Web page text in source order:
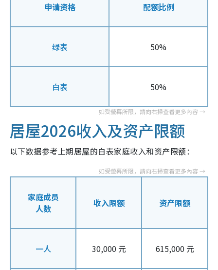
申请资格 配额比例
绿表 50%
白表 50%
居屋2026收入及资产限额
以下数据参考上期居屋的白表家庭收入和资产限额：
家庭成员
人数
收入限额 资产限额
一人 30,000 元 615,000 元